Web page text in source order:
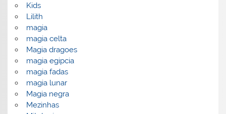
Kids
Lilith
magia
magia celta
Magia dragoes
magia egipcia
magia fadas
magia lunar
Magia negra
Mezinhas